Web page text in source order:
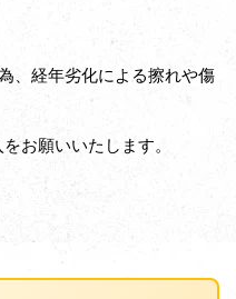
、経年劣化による擦れや傷
お願いいたします。